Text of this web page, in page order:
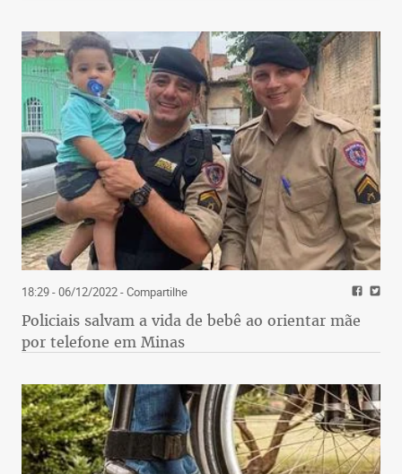
18:29 - 06/12/2022- Compartilhe
Policiais salvam a vida de bebê ao orientar mãe
por telefone em Minas